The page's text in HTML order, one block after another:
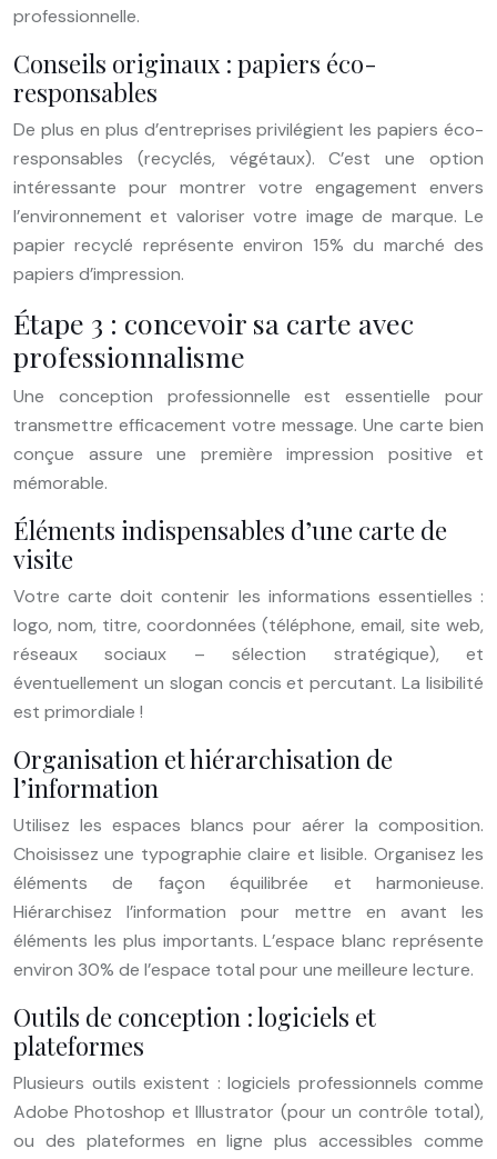
professionnelle.
Conseils originaux : papiers éco-
responsables
De plus en plus d’entreprises privilégient les papiers éco-
responsables (recyclés, végétaux). C’est une option
intéressante pour montrer votre engagement envers
l’environnement et valoriser votre image de marque. Le
papier recyclé représente environ 15% du marché des
papiers d’impression.
Étape 3 : concevoir sa carte avec
professionnalisme
Une conception professionnelle est essentielle pour
transmettre efficacement votre message. Une carte bien
conçue assure une première impression positive et
mémorable.
Éléments indispensables d’une carte de
visite
Votre carte doit contenir les informations essentielles :
logo, nom, titre, coordonnées (téléphone, email, site web,
réseaux sociaux – sélection stratégique), et
éventuellement un slogan concis et percutant. La lisibilité
est primordiale !
Organisation et hiérarchisation de
l’information
Utilisez les espaces blancs pour aérer la composition.
Choisissez une typographie claire et lisible. Organisez les
éléments de façon équilibrée et harmonieuse.
Hiérarchisez l’information pour mettre en avant les
éléments les plus importants. L’espace blanc représente
environ 30% de l’espace total pour une meilleure lecture.
Outils de conception : logiciels et
plateformes
Plusieurs outils existent : logiciels professionnels comme
Adobe Photoshop et Illustrator (pour un contrôle total),
ou des plateformes en ligne plus accessibles comme